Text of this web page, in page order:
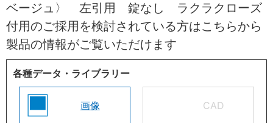
ベージュ〉 左引用 錠なし ラクラクローズ
付用のご採用を検討されている方はこちらから
製品の情報がご覧いただけます
各種データ・ライブラリー
画像 CAD